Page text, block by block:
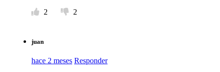
2
2
juan
hace 2 meses Responder